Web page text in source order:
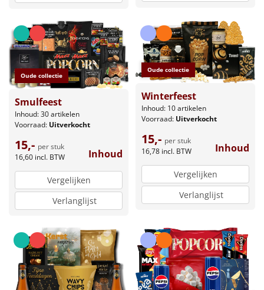
Oude collectie
Smulfeest
Inhoud: 30 artikelen
Voorraad: Uitverkocht
15,- per stuk
16,60 incl. BTW Inhoud
Vergelijken
Verlanglijst
Oude collectie
Winterfeest
Inhoud: 10 artikelen
Voorraad: Uitverkocht
15,- per stuk
16,78 incl. BTW Inhoud
Vergelijken
Verlanglijst